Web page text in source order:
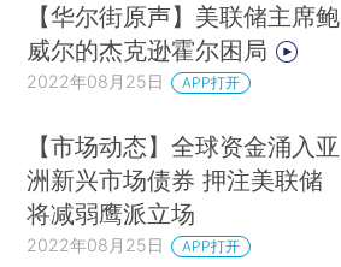
【华尔街原声】美联储主席鲍
威尔的杰克逊霍尔困局
2022年08月25日 APP打开
【市场动态】全球资金涌入亚
洲新兴市场债券 押注美联储
将减弱鹰派立场
2022年08月25日 APP打开